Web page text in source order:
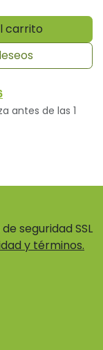
carrito
antes de las 1
seguridad SSL
y términos.